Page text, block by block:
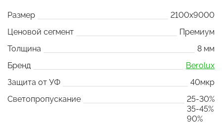
Размер
2100x9000
Ценовой сегмент
Премиум
Толщина
8 мм
Бренд
Berolux
Защита от УФ
40мкр
Светопропускание
25-30%
35-45%
90%